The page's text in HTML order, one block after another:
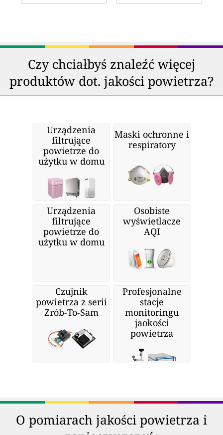
Czy chciałbyś znaleźć więcej
produktów dot. jakości powietrza?
Urządzenia
filtrujące
powietrze do
użytku w domu
Maski ochronne i
respiratory
Urządzenia
filtrujące
powietrze do
użytku w domu
Osobiste
wyświetlacze
AQI
Czujnik
powietrza z serii
Zrób-To-Sam
Profesjonalne
stacje
monitoringu
jaokości
powietrza
O pomiarach jakości powietrza i